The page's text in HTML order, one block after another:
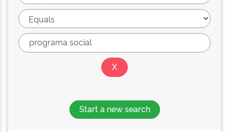
Start a new search